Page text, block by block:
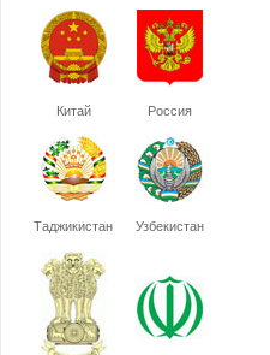
Китай Россия
Таджикистан Узбекистан